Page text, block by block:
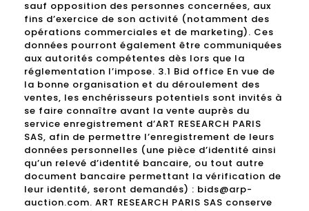
sauf opposition des personnes concernées, aux
fins d’exercice de son activité (notamment des
opérations commerciales et de marketing). Ces
données pourront également être communiquées
aux autorités compétentes dès lors que la
réglementation l’impose. 3.1 Bid office En vue de
la bonne organisation et du déroulement des
ventes, les enchérisseurs potentiels sont invités à
se faire connaître avant la vente auprès du
service enregistrement d’ART RESEARCH PARIS
SAS, afin de permettre l’enregistrement de leurs
données personnelles (une pièce d’identité ainsi
qu’un relevé d’identité bancaire, ou tout autre
document bancaire permettant la vérification de
leur identité, seront demandés) : bids@arp-
auction.com. ART RESEARCH PARIS SAS conserve